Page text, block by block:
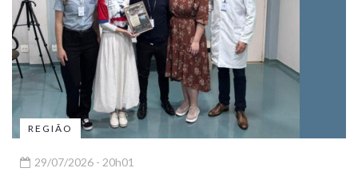
REGIÃO
29/07/2026 - 20h01